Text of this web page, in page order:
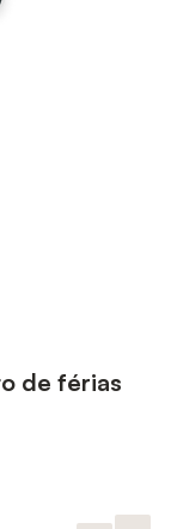
de férias